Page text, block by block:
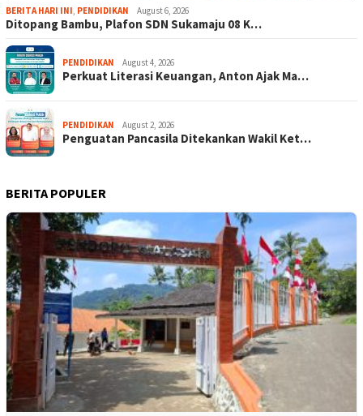
BERITA HARI INI, PENDIDIKAN August 6, 2026
Ditopang Bambu, Plafon SDN Sukamaju 08 K…
PENDIDIKAN August 4, 2026
Perkuat Literasi Keuangan, Anton Ajak Ma…
PENDIDIKAN August 2, 2026
Penguatan Pancasila Ditekankan Wakil Ket…
BERITA POPULER